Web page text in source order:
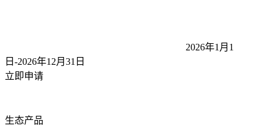
2026年1月1
日-2026年12月31 日
立即申请
生态产品